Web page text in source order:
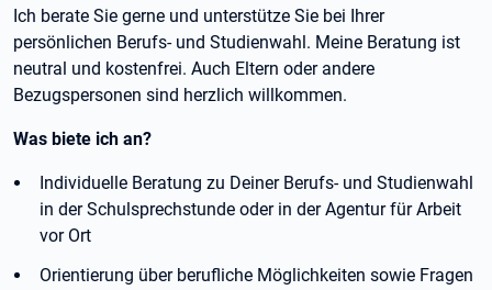
Ich berate Sie gerne und unterstütze Sie bei Ihrer
persönlichen Berufs- und Studienwahl. Meine Beratung ist
neutral und kostenfrei. Auch Eltern oder andere
Bezugspersonen sind herzlich willkommen.
Was biete ich an?
Individuelle Beratung zu Deiner Berufs- und Studienwahl
in der Schulsprechstunde oder in der Agentur für Arbeit
vor Ort
Orientierung über berufliche Möglichkeiten sowie Fragen